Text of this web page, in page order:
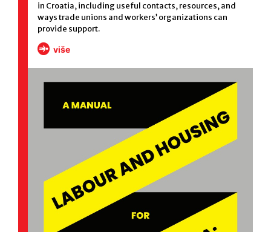
in Croatia, including useful contacts, resources, and
ways trade unions and workers’ organizations can
provide support.
više